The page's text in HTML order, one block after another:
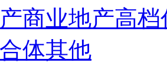
商业地产高档
体其他